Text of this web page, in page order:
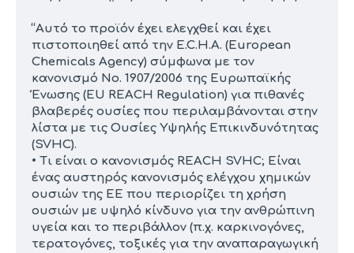
“Αυτό το προϊόν έχει ελεγχθεί και έχει
πιστοποιηθεί από την E.C.H.A. (European
Chemicals Agency) σύμφωνα με τον
κανονισμό No. 1907/2006 της Ευρωπαϊκής
Ένωσης (EU REACH Regulation) για πιθανές
βλαβερές ουσίες που περιλαμβάνονται στην
λίστα με τις Ουσίες Υψηλής Επικινδυνότητας
(SVHC).
• Τι είναι ο κανονισμός REACH SVHC; Είναι
ένας αυστηρός κανονισμός ελέγχου χημικών
ουσιών της ΕΕ που περιορίζει τη χρήση
ουσιών με υψηλό κίνδυνο για την ανθρώπινη
υγεία και το περιβάλλον (π.χ. καρκινογόνες,
τερατογόνες, τοξικές για την αναπαραγωγική